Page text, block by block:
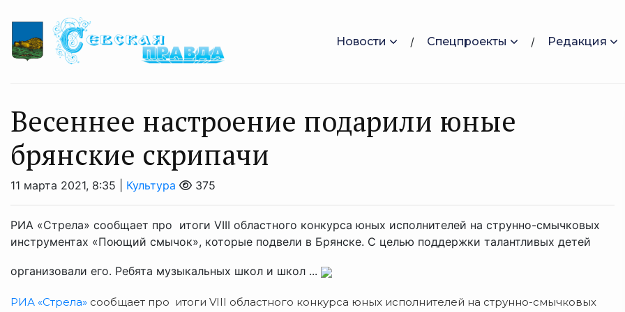
Новости Спецпроекты Редакция
Весеннее настроение подарили юные
брянские скрипачи
11 марта 2021, 8:35 | Культура 375
РИА «Стрела» сообщает про итоги VIII областного конкурса юных исполнителей на струнно-смычковых
инструментах «Поющий смычок», которые подвели в Брянске. С целью поддержки талантливых детей
организовали его. Ребята музыкальных школ и школ ...
РИА «Стрела» сообщает про итоги VIII областного конкурса юных исполнителей на струнно-смычковых